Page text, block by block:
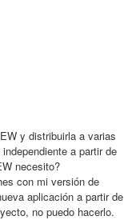
y distribuirla a varias
a partir de
necesito?
con mi versión de
aplicación a partir de
no puedo hacerlo.